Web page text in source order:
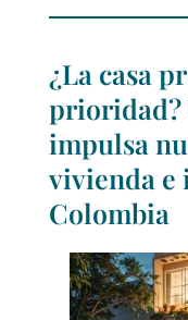
¿La casa
prioridad?
impulsa
vivienda e
Colombia